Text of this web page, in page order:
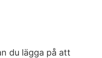
du lägga på att